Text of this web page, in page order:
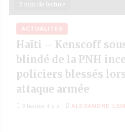
2 min de lecture
ACTUALITÉS
Haïti – Kenscoff
blindé de la PNH
policiers blessés
attaque armée
3 heures il y a ALEXANDRE